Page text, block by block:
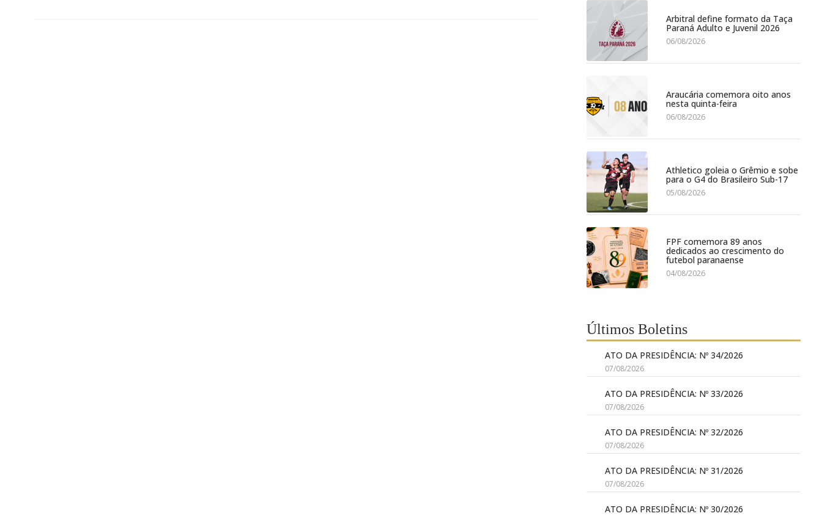
Arbitral define formato da Taça
Paraná Adulto e Juvenil 2026
06/08/2026
Araucária comemora oito anos
nesta quinta-feira
06/08/2026
Athletico goleia o Grêmio e sobe
para o G4 do Brasileiro Sub-17
05/08/2026
FPF comemora 89 anos
dedicados ao crescimento do
futebol paranaense
04/08/2026
Últimos Boletins
ATO DA PRESIDÊNCIA: Nº 34/2026
07/08/2026
ATO DA PRESIDÊNCIA: Nº 33/2026
07/08/2026
ATO DA PRESIDÊNCIA: Nº 32/2026
07/08/2026
ATO DA PRESIDÊNCIA: Nº 31/2026
07/08/2026
ATO DA PRESIDÊNCIA: Nº 30/2026